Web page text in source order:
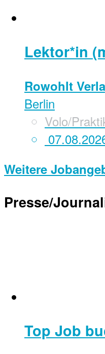
Lektor*in
Rowohlt
Berlin
Volo/
Weitere
Presse/
Top Job